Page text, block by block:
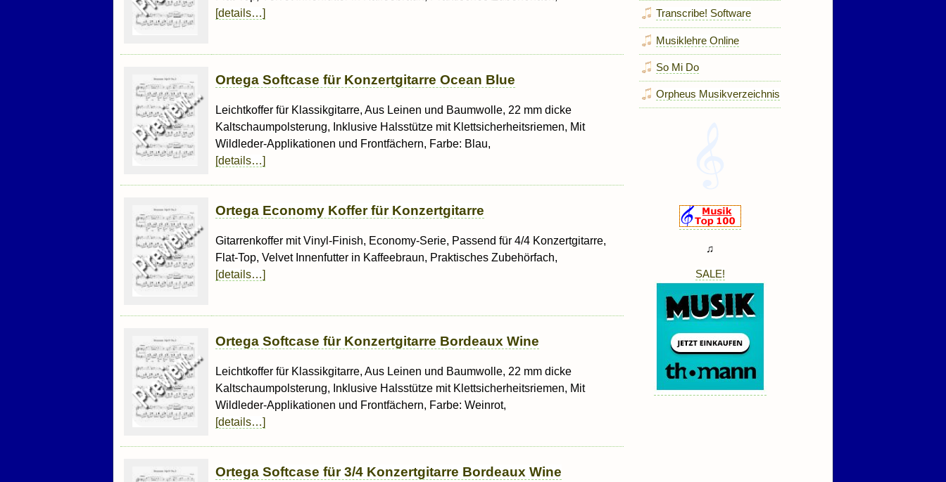
[details…]
Ortega Softcase für Konzertgitarre Ocean Blue
Leichtkoffer für Klassikgitarre, Aus Leinen und Baumwolle, 22 mm dicke
Kaltschaumpolsterung, Inklusive Halsstütze mit Klettsicherheitsriemen, Mit
Wildleder-Applikationen und Frontfächern, Farbe: Blau,
[details…]
Ortega Economy Koffer für Konzertgitarre
Gitarrenkoffer mit Vinyl-Finish, Economy-Serie, Passend für 4/4 Konzertgitarre,
Flat-Top, Velvet Innenfutter in Kaffeebraun, Praktisches Zubehörfach,
[details…]
Ortega Softcase für Konzertgitarre Bordeaux Wine
Leichtkoffer für Klassikgitarre, Aus Leinen und Baumwolle, 22 mm dicke
Kaltschaumpolsterung, Inklusive Halsstütze mit Klettsicherheitsriemen, Mit
Wildleder-Applikationen und Frontfächern, Farbe: Weinrot,
[details…]
Ortega Softcase für 3/4 Konzertgitarre Bordeaux Wine
Transcribe! Software
Musiklehre Online
So Mi Do
Orpheus Musikverzeichnis
♫
SALE!